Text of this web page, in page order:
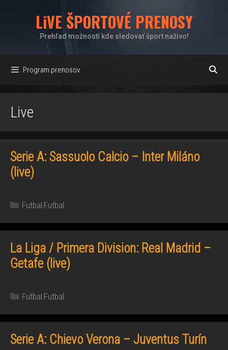
LiVE ŠPORTOVÉ PRENOSY
Prehľad možností kde sledovať šport naživo!
Program prenosov
Live
Serie A: Sassuolo Calcio – Inter Miláno
(live)
Kategórie
Futbal,Futbal
La Liga / Primera Division: Real Madrid –
Getafe (live)
Kategórie
Futbal,Futbal
Serie A: Chievo Verona – Juventus Turín